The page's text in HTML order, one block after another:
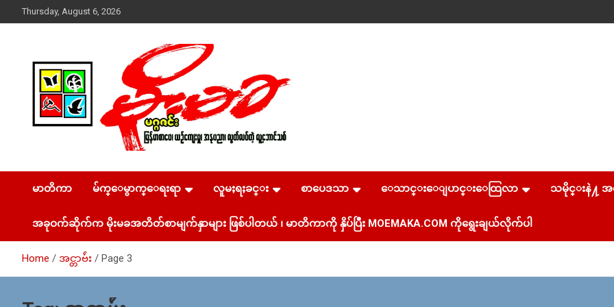
to
Thursday, August 6, 2026
MoeMaKa Burmese
News & Media
ယ္ေရး – အမွတ္ ၂၅၄၊ ပထပ္၊ လမ္း ၄၀၊ ေက်ာက္တံတား၊ ရန္ကုန္။
(ဖုုံး – ၀၉ ၂၅၂ ၂၄၉ ၀၉၄ ၊ ၀၉ ၄၂၁ ၇၄၃ ၇၅၃ ၊ ၀၉ ၅၀၄ ၁၀ ၅၈)
ျဖန္႔ခ်ိေရး – ဆိပ္ကမ္းသာစာေပ – အမွတ္ ၁၃ / ၃၈ လမ္း။ ပ
လာဇာေစ်းသစ္ ။ ၀၉ ၇၈၆၈၃၇ ၃၀၅ / ၀၉ ၉၆၃၆၉၉၈၃၄
မာတိကာ မ်က္ေမွာက္ေရးရာ လူမႈရႈခင္း စာပေဒသာ ေသာင္းေျပာင္းေထြလာ သမိုင္းနဲ႔ အ
အခုဝက်ဆိုက်က မိုးမခအတိတ်စာမျက်နှာများ ဖြစ်ပါတယ် ၊ မာတိကာကို နှိပ်ပြီး MOEMAKA.COM ကိုရွေးချယ်လိုက်ပါ
Home အင္တာဗ်ဴး Page 3